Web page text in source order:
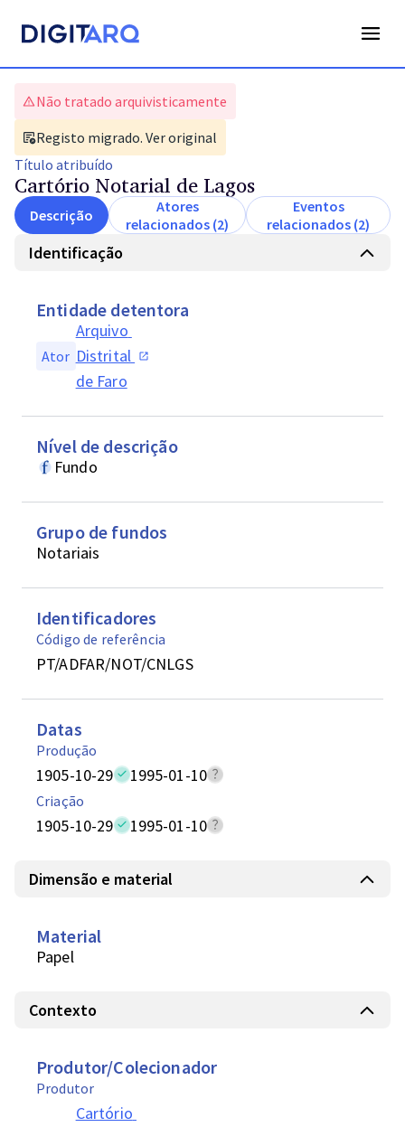
Não tratado arquivisticamente
Registo migrado. Ver original
Título atribuído
Cartório Notarial de Lagos
Descrição
Atores
relacionados (2)
Eventos
relacionados (2)
Identificação
Entidade detentora
Ator
Arquivo
Distrital
de Faro
Nível de descrição
Fundo
Grupo de fundos
Notariais
Identificadores
Código de referência
PT/ADFAR/NOT/CNLGS
Datas
Produção
1905-10-29 1995-01-10
Criação
1905-10-29 1995-01-10
Dimensão e material
Material
Papel
Contexto
Produtor/Colecionador
Produtor
Cartório